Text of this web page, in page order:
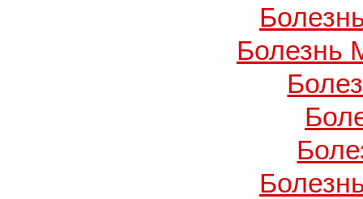
Болезнь